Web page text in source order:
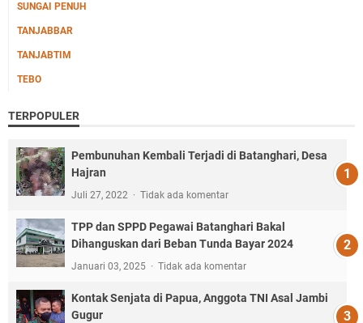
SUNGAI PENUH
TANJABBAR
TANJABTIM
TEBO
TERPOPULER
Pembunuhan Kembali Terjadi di Batanghari, Desa
Hajran
Juli 27, 2022 Tidak ada komentar
TPP dan SPPD Pegawai Batanghari Bakal
Dihanguskan dari Beban Tunda Bayar 2024
Januari 03, 2025 Tidak ada komentar
Kontak Senjata di Papua, Anggota TNI Asal Jambi
Gugur